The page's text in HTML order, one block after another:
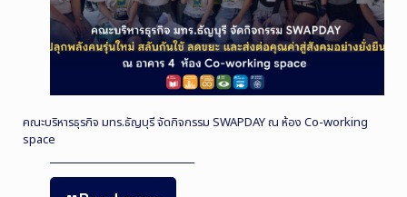
คณะบริหารธุรกิจ มทร.ธัญบุรี จัดกิจกรรม SWAPDAY ณ ห้อง Co-working
space